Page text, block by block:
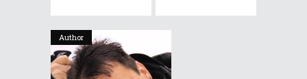
Author